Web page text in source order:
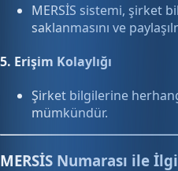
MERSİS sistemi, şirket
saklanmasını ve
5. Erişim Kolaylığı
Şirket bilgilerine
mümkündür.
MERSİS Numarası ile